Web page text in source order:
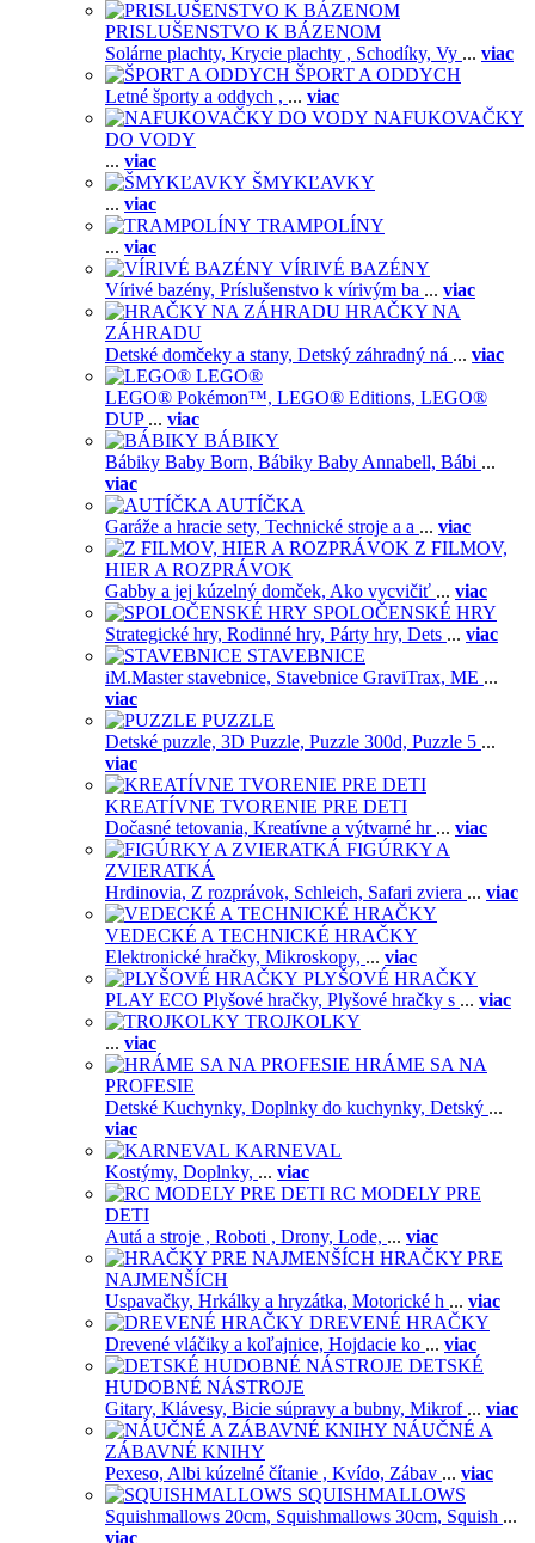
PRISLUŠENSTVO K BÁZENOM
Solárne plachty, Krycie plachty , Schodíky, Vy ... viac
ŠPORT A ODDYCH
Letné športy a oddych , ... viac
NAFUKOVAČKY
DO VODY
... viac
ŠMYKĽAVKY
... viac
TRAMPOLÍNY
... viac
VÍRIVÉ BAZÉNY
Vírivé bazény, Príslušenstvo k vírivým ba ... viac
HRAČKY NA
ZÁHRADU
Detské domčeky a stany, Detský záhradný ná ... viac
LEGO®
LEGO® Pokémon™, LEGO® Editions, LEGO®
DUP ... viac
BÁBIKY
Bábiky Baby Born, Bábiky Baby Annabell, Bábi ...
viac
AUTÍČKA
Garáže a hracie sety, Technické stroje a a ... viac
Z FILMOV,
HIER A ROZPRÁVOK
Gabby a jej kúzelný domček, Ako vycvičiť ... viac
SPOLOČENSKÉ HRY
Strategické hry, Rodinné hry, Párty hry, Dets ... viac
STAVEBNICE
iM.Master stavebnice, Stavebnice GraviTrax, ME ...
viac
PUZZLE
Detské puzzle, 3D Puzzle, Puzzle 300d, Puzzle 5 ...
viac
KREATÍVNE TVORENIE PRE DETI
Dočasné tetovania, Kreatívne a výtvarné hr ... viac
FIGÚRKY A
ZVIERATKÁ
Hrdinovia, Z rozprávok, Schleich, Safari zviera ... viac
VEDECKÉ A TECHNICKÉ HRAČKY
Elektronické hračky, Mikroskopy, ... viac
PLYŠOVÉ HRAČKY
PLAY ECO Plyšové hračky, Plyšové hračky s ... viac
TROJKOLKY
... viac
HRÁME SA NA
PROFESIE
Detské Kuchynky, Doplnky do kuchynky, Detský ...
viac
KARNEVAL
Kostýmy, Doplnky, ... viac
RC MODELY PRE
DETI
Autá a stroje , Roboti , Drony, Lode, ... viac
HRAČKY PRE
NAJMENŠÍCH
Uspavačky, Hrkálky a hryzátka, Motorické h ... viac
DREVENÉ HRAČKY
Drevené vláčiky a koľajnice, Hojdacie ko ... viac
DETSKÉ
HUDOBNÉ NÁSTROJE
Gitary, Klávesy, Bicie súpravy a bubny, Mikrof ... viac
NÁUČNÉ A
ZÁBAVNÉ KNIHY
Pexeso, Albi kúzelné čítanie , Kvído, Zábav ... viac
SQUISHMALLOWS
Squishmallows 20cm, Squishmallows 30cm, Squish ...
viac